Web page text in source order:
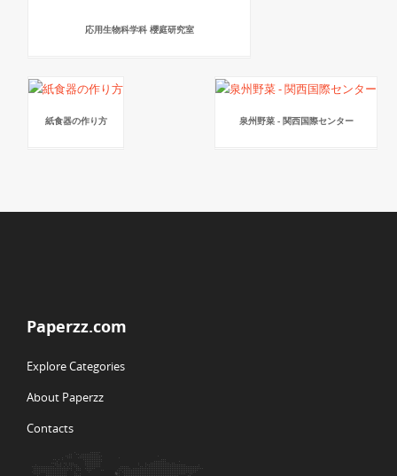
応用生物科学科 櫻庭研究室
紙食器の作り方 泉州野菜 - 関西国際センター
Paperzz.com
Explore Categories
About Paperzz
Contacts